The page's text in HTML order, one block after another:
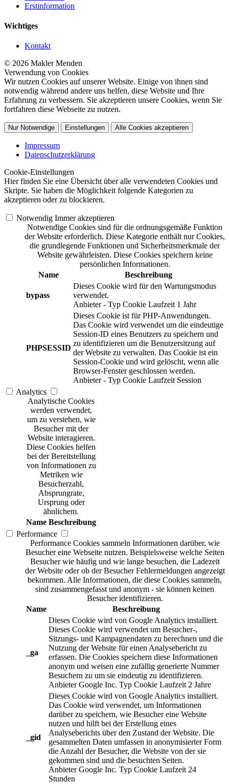
Erstinformation
Wichtiges
Kontakt
© 2026 Makler Menden
Verwendung von Cookies
Wir nutzen Cookies auf unserer Website. Einige von ihnen sind
notwendig während andere uns helfen, diese Website und Ihre
Erfahrung zu verbessern. Sie akzeptieren unsere Cookies, wenn Sie
fortfahren diese Webseite zu nutzen.
Nur Notwendige Einstellungen Alle Cookies akzeptieren
Impressum
Datenschutzerklärung
Cookie-Einstellungen
Hier finden Sie eine Übersicht über alle verwendeten Cookies und
Skripte. Sie haben die Möglichkeit folgende Kategorien zu
akzeptieren oder zu blockieren.
Notwendig Immer akzeptieren
Notwendige Cookies sind für die ordnungsgemäße Funktion
der Website erforderlich. Diese Kategorie enthält nur Cookies,
die grundlegende Funktionen und Sicherheitsmerkmale der
Website gewährleisten. Diese Cookies speichern keine
persönlichen Informationen.
Name
Beschreibung
bypass
Dieses Cookie wird für den Wartungsmodus
verwendet.
Anbieter - Typ Cookie Laufzeit 1 Jahr
PHPSESSID
Dieses Cookie ist für PHP-Anwendungen.
Das Cookie wird verwendet um die eindeutige
Session-ID eines Benutzers zu speichern und
zu identifizieren um die Benutzersitzung auf
der Website zu verwalten. Das Cookie ist ein
Session-Cookie und wird gelöscht, wenn alle
Browser-Fenster geschlossen werden.
Anbieter - Typ Cookie Laufzeit Session
Analytics
Analytische Cookies
werden verwendet,
um zu verstehen, wie
Besucher mit der
Website interagieren.
Diese Cookies helfen
bei der Bereitstellung
von Informationen zu
Metriken wie
Besucherzahl,
Absprungrate,
Ursprung oder
ähnlichem.
Name Beschreibung
Performance
Performance Cookies sammeln Informationen darüber, wie
Besucher eine Webseite nutzen. Beispielsweise welche Seiten
Besucher wie häufig und wie lange besuchen, die Ladezeit
der Website oder ob der Besucher Fehlermeldungen angezeigt
bekommen. Alle Informationen, die diese Cookies sammeln,
sind zusammengefasst und anonym - sie können keinen
Besucher identifizieren.
Name
Beschreibung
_ga
Dieses Cookie wird von Google Analytics installiert.
Dieses Cookie wird verwendet um Besucher-,
Sitzungs- und Kampagnendaten zu berechnen und die
Nutzung der Website für einen Analysebericht zu
erfassen. Die Cookies speichern diese Informationen
anonym und weisen eine zufällig generierte Nummer
Besuchern zu um sie eindeutig zu identifizieren.
Anbieter Google Inc. Typ Cookie Laufzeit 2 Jahre
_gid
Dieses Cookie wird von Google Analytics installiert.
Das Cookie wird verwendet, um Informationen
darüber zu speichern, wie Besucher eine Website
nutzen und hilft bei der Erstellung eines
Analyseberichts über den Zustand der Website. Die
gesammelten Daten umfassen in anonymisierter Form
die Anzahl der Besucher, die Website von der sie
gekommen sind und die besuchten Seiten.
Anbieter Google Inc. Typ Cookie Laufzeit 24
Stunden